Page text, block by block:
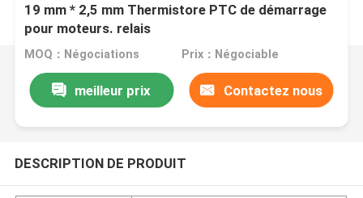
19 mm * 2,5 mm Thermistore PTC de démarrage
pour moteurs. relais
MOQ：Négociations Prix：Négociable
meilleur prix Contactez nous
DESCRIPTION DE PRODUIT